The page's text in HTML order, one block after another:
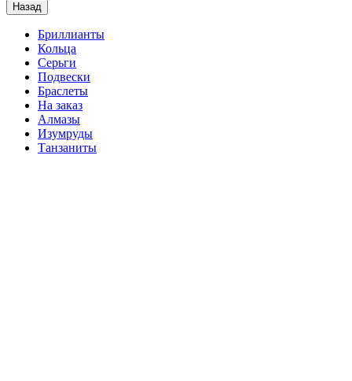
Назад
Бриллианты
Кольца
Серьги
Подвески
Браслеты
На заказ
Алмазы
Изумруды
Танзаниты